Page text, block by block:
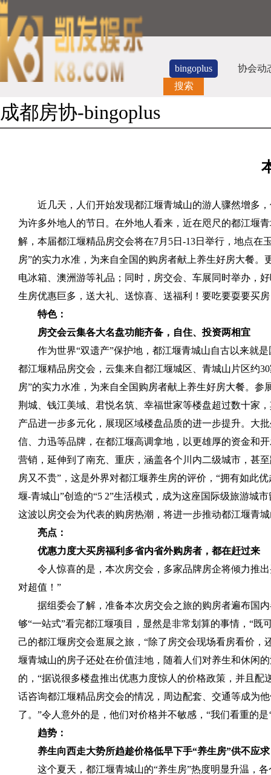
bingoplus
协会动
搜索
成都房协-bingoplus
近几天，人们开始发现都江堰青城山的游人骤然增多
为许多外地人的节日。在外地人看来，近在咫尺的都江堰
解，本届都江堰精品房交会将在7月 5日 -13日举行，地点在
房”的实力水准，为来自全国的购房者献上养生好房大餐
电冰箱、澳洲游等礼品；同时，房交会、车展同时举办，
生房优惠巨多，送大礼、送惊喜、送福利！要吃要耍要买
特色：
房交会云集各大名盘功能齐备，自住、投资两相宜
作为世界“双遗产”保护地，都江堰青城山自古以来就
都江堰精品房交会，云集来自都江堰城区、青城山片区约30
房”的实力水准，为来自全国购房者献上养生好房大餐。
荆城、钱江美域、君悦名筑、幸福世家等楼盘超过数十家
产品进一步多元化，展现区域楼盘品质的进一步提升。大
信、力迅等品牌，在都江堰高调拿地，以更雄厚的资金和
营销，延伸到了南充、重庆，涵盖各个川内二级城市，甚
房又不贵”，这是外界对都江堰养生房的评价，“拥有如此
堰-青城山”创造的“5 2”生活模式，成为这座国际级旅游城
这波以房交会为代表的购房热潮，将进一步推动都江堰青
亮点：
优惠力度大买房福利多省内省外购房者，都在赶过来
令人惊喜的是，本次房交会，多家品牌房企将倾力推
对超值！”
据组委会了解，准备本次房交会之旅的购房者遍布国
够“一站式”看完都江堰项目，显然是非常划算的事情，“
己的都江堰房交会逛展之旅，“除了房交会现场看房看价
堰青城山的房子还处在价值洼地，随着人们对养生和休闲
的，“据说很多楼盘推出优惠力度惊人的价格政策，并且
话咨询都江堰精品房交会的情况，周边配套、交通等成为
了。”令人意外的是，他们对价格并不敏感，“我们看重的
趋势：
养生向西走大势所趋趁价格低早下手“养生房”供不应求
这个夏天，都江堰青城山的“养生房”热度明显升温，